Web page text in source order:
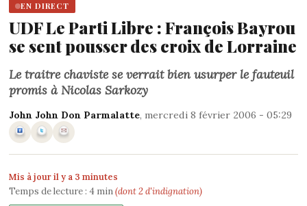
EN DIRECT
UDF Le Parti Libre : François Bayrou
se sent pousser des croix de Lorraine
Le traitre chaviste se verrait bien usurper le fauteuil
promis à Nicolas Sarkozy
John John Don Parmalatte, mercredi 8 février 2006 - 05:29
Mis à jour il y a 3 minutes
Temps de lecture : 4min(dont 2 d'indignation)